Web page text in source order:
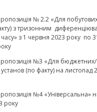
№ 2.2 «Для
з тризонним
з 1 червня 2023 року по
№3 «Для бюджетних/
(по факту) на листопад
№4 «Універсальна»
року